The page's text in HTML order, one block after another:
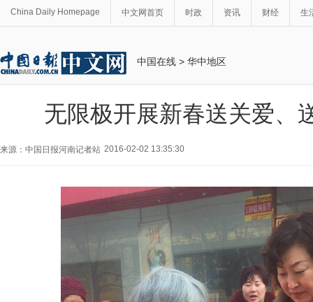
China Daily Homepage 中文网首页 时政 资讯 财经 生
中国在线 > 华中地区
无限极开展新春送关爱、
来源：中国日报河南记者站 2016-02-02 13:35:30